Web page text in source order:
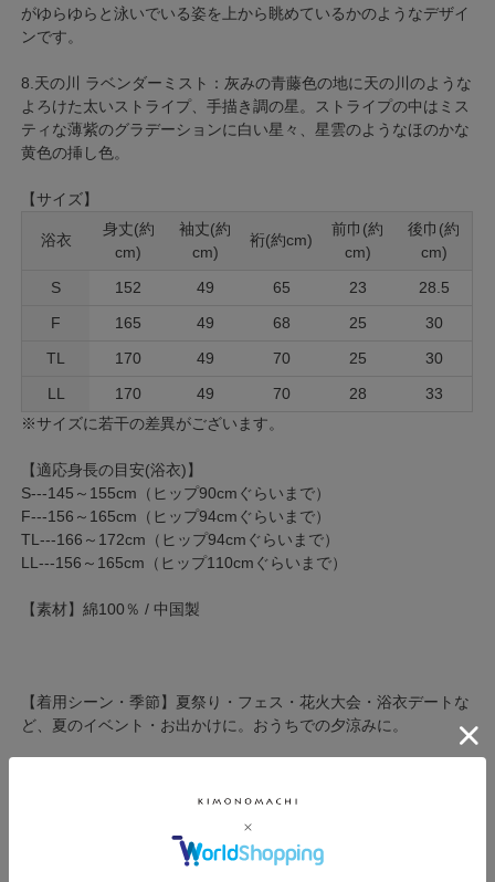
がゆらゆらと泳いでいる姿を上から眺めているかのようなデザイ
ンです。
8.天の川 ラベンダーミスト：灰みの青藤色の地に天の川のような
よろけた太いストライプ、手描き調の星。ストライプの中はミス
ティな薄紫のグラデーションに白い星々、星雲のようなほのかな
黄色の挿し色。
【サイズ】
浴衣
身丈(約
cm)
袖丈(約
cm)
裄(約cm)
前巾(約
cm)
後巾(約
cm)
S
152 49 65 23
28.5
F
165 49 68 25
30
TL
170 49 70 25
30
LL
170 49 70 28
33
※サイズに若干の差異がございます。
【適応身長の目安(浴衣)】
S---145～155cm（ヒップ90cmぐらいまで）
F---156～165cm（ヒップ94cmぐらいまで）
TL---166～172cm（ヒップ94cmぐらいまで）
LL---156～165cm（ヒップ110cmぐらいまで）
【素材】綿100％ / 中国製
【着用シーン・季節】夏祭り・フェス・花火大会・浴衣デートな
ど、夏のイベント・お出かけに。おうちでの夕涼みに。
浴衣は洗ったときに多少染料が抜けます。色移りなどを防ぐた
基本的にphがアルカリになるほど色落ちします。洗剤を使われる
場合は必ず中性洗剤をお使いください。